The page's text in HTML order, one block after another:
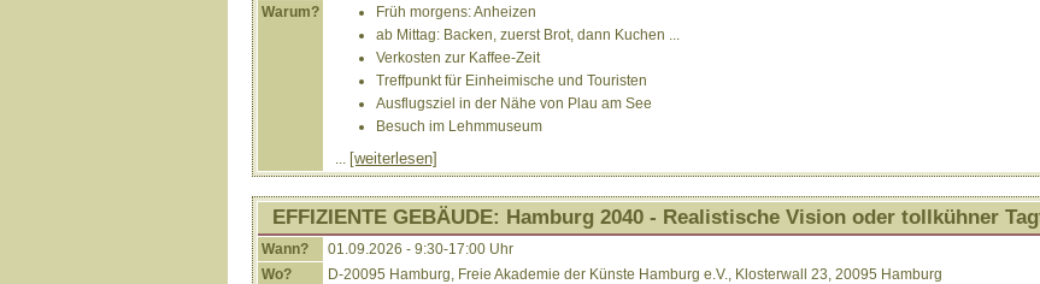
Warum?
Früh morgens: Anheizen
ab Mittag: Backen, zuerst Brot, dann Kuchen ...
Verkosten zur Kaffee-Zeit
Treffpunkt für Einheimische und Touristen
Ausflugsziel in der Nähe von Plau am See
Besuch im Lehmmuseum
... [weiterlesen]
EFFIZIENTE GEBÄUDE: Hamburg 2040 - Realistische Vision oder tollkühner
Wann?
01.09.2026 - 9:30-17:00 Uhr
Wo?
D-20095 Hamburg, Freie Akademie der Künste Hamburg e.V., Klosterwall 23, 20095 Hamburg